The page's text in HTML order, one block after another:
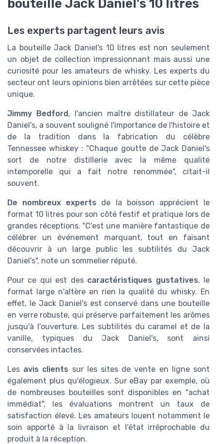
bouteille Jack Daniel's 10 litres
Les experts partagent leurs avis
La bouteille Jack Daniel's 10 litres est non seulement
un objet de collection impressionnant mais aussi une
curiosité pour les amateurs de whisky. Les experts du
secteur ont leurs opinions bien arrêtées sur cette pièce
unique.
Jimmy Bedford, l'ancien maître distillateur de Jack
Daniel's, a souvent souligné l'importance de l'histoire et
de la tradition dans la fabrication du célèbre
Tennessee whiskey : "Chaque goutte de Jack Daniel's
sort de notre distillerie avec la même qualité
intemporelle qui a fait notre renommée", citait-il
souvent.
De nombreux experts de la boisson apprécient le
format 10 litres pour son côté festif et pratique lors de
grandes réceptions. "C'est une manière fantastique de
célébrer un événement marquant, tout en faisant
découvrir à un large public les subtilités du Jack
Daniel's", note un sommelier réputé.
Pour ce qui est des caractéristiques gustatives, le
format large n'altère en rien la qualité du whisky. En
effet, le Jack Daniel's est conservé dans une bouteille
en verre robuste, qui préserve parfaitement les arômes
jusqu'à l'ouverture. Les subtilités du caramel et de la
vanille, typiques du Jack Daniel's, sont ainsi
conservées intactes.
Les avis clients sur les sites de vente en ligne sont
également plus qu'élogieux. Sur eBay par exemple, où
de nombreuses bouteilles sont disponibles en "achat
immédiat", les évaluations montrent un taux de
satisfaction élevé. Les amateurs louent notamment le
soin apporté à la livraison et l'état irréprochable du
produit à la réception.